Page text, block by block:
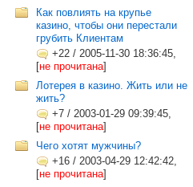
Как повлиять на крупье
казино, чтобы они перестали
грубить Клиентам
+22 / 2005-11-30 18:36:45,
[не прочитана]
Лотерея в казино. Жить или не
жить?
+7 / 2003-01-29 09:39:45,
[не прочитана]
Чего хотят мужчины?
+16 / 2003-04-29 12:42:42,
[не прочитана]